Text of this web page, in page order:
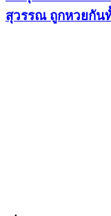
สุวรรณ ถูกหวยกัน